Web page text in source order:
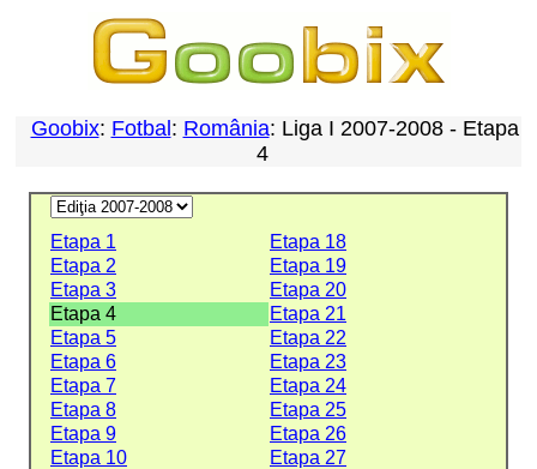
Goobix: Fotbal : România: Liga I 2007-2008 - Etapa
4
Etapa 1
Etapa 18
Etapa 2
Etapa 19
Etapa 3
Etapa 20
Etapa 4
Etapa 21
Etapa 5
Etapa 22
Etapa 6
Etapa 23
Etapa 7
Etapa 24
Etapa 8
Etapa 25
Etapa 9
Etapa 26
Etapa 10
Etapa 27